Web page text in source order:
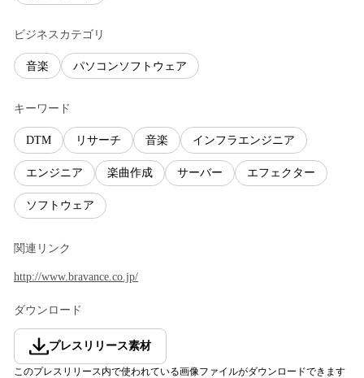
ビジネスカテゴリ
音楽 パソコンソフトウェア
キーワード
DTM リサーチ 音楽 インフラエンジニア
エンジニア 楽曲作成 サーバー エフェクター
ソフトウェア
関連リンク
http://www.bravance.co.jp/
ダウンロード
プレスリリース素材
このプレスリリース内で使われている画像ファイルがダウンロードできます